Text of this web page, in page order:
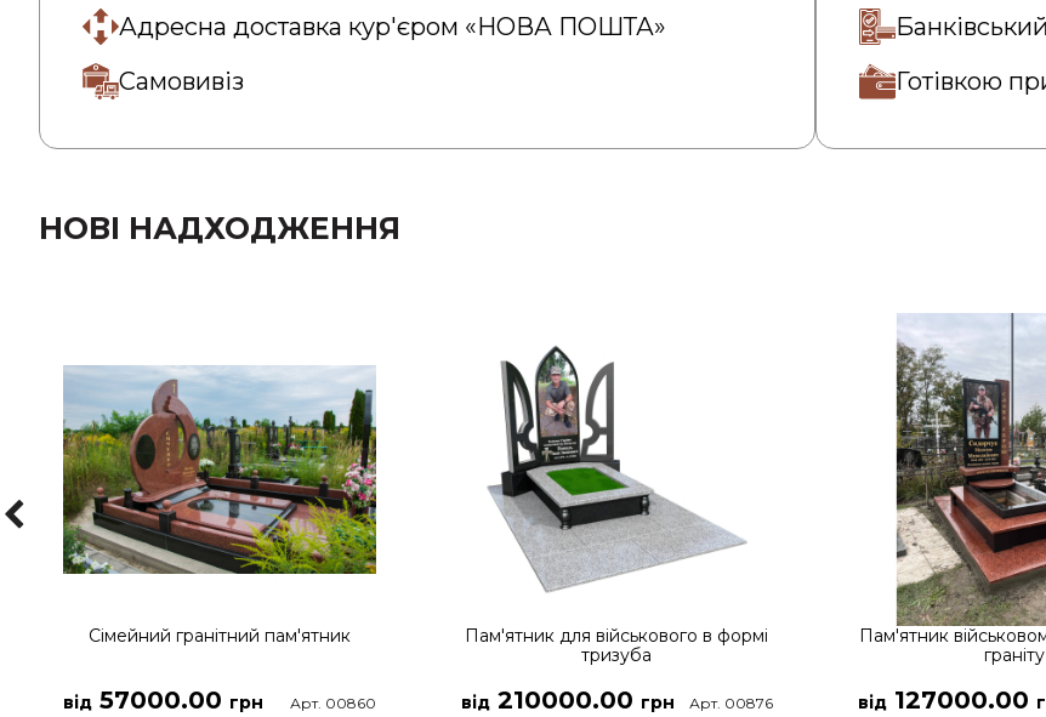
Адресна доставка кур'єром «НОВА ПОШТА»
Самовивіз
Готівкою
НОВІ НАДХОДЖЕННЯ
Сімейний гранітний пам'ятник
від 57000.00 грн Арт. 00860
Пам'ятник для військового в формі
тризуба
від210000.00 грн Арт. 00876
Пам'ятник
граніту
від 127000.00